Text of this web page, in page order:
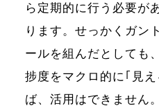
ら定期的に行う必要が
ります。せっかくガン
ールを組んだとしても
捗度をマクロ的に｢見
ば、活用はできません